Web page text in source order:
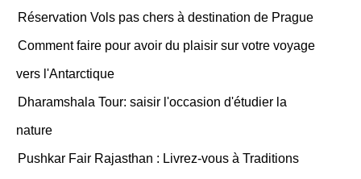
Réservation Vols pas chers à destination de Prague
Comment faire pour avoir du plaisir sur votre voyage
vers l'Antarctique
Dharamshala Tour: saisir l'occasion d'étudier la
nature
Pushkar Fair Rajasthan : Livrez-vous à Traditions